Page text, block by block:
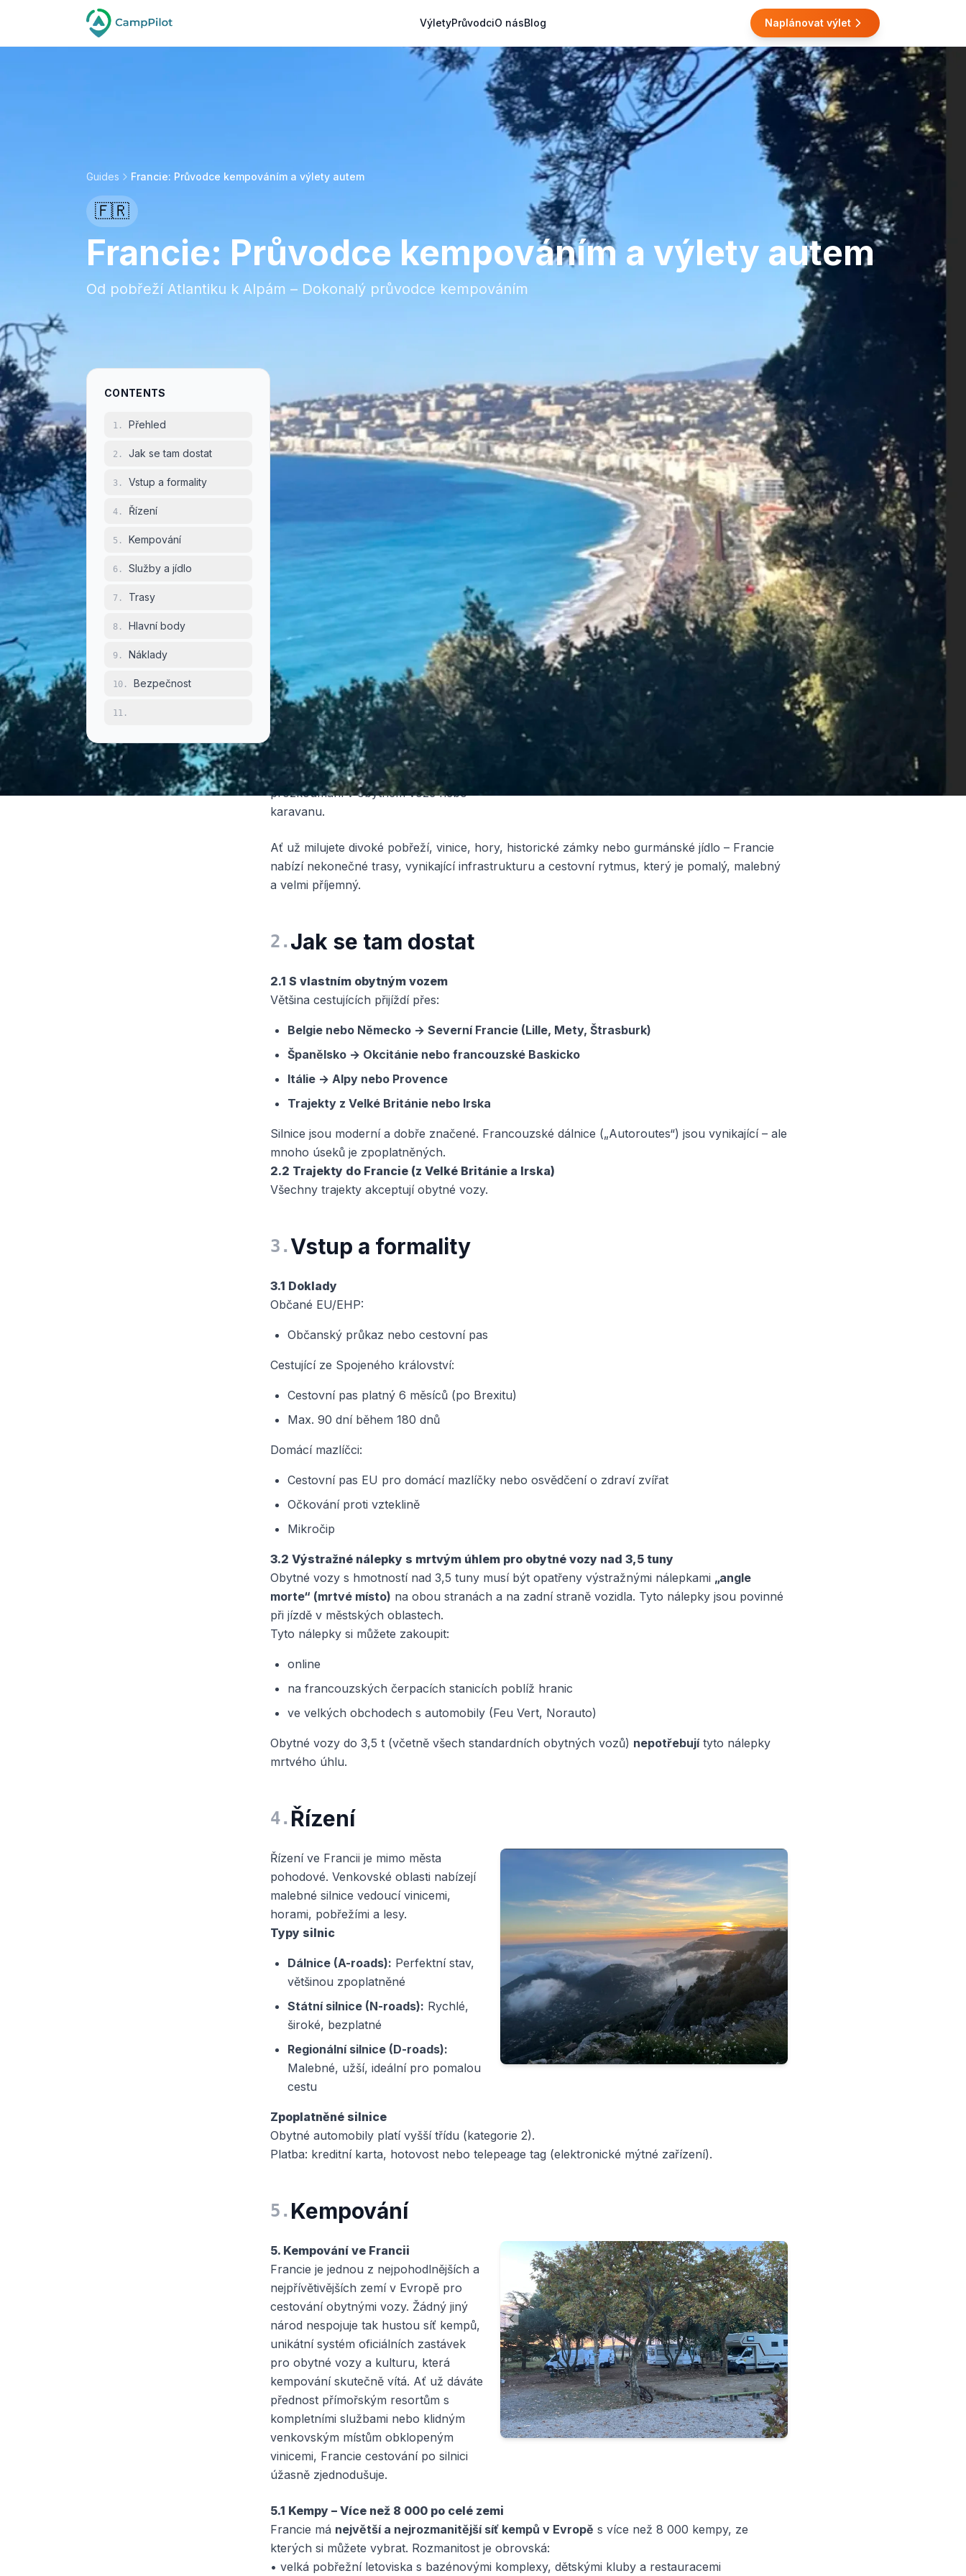
VýletyPrůvodciO násBlog Naplánovat výlet
Guides Francie: Průvodce kempováním a výlety autem
🇫🇷
Francie: Průvodce kempováním a výlety autem
Od pobřeží Atlantiku k Alpám – Dokonalý průvodce kempováním
CONTENTS
1 . Přehled
2 . Jak se tam dostat
3 . Vstup a formality
4 . Řízení
5 . Kempování
6 . Služby a jídlo
7 . Trasy
8 . Hlavní body
9 . Náklady
10 . Bezpečnost
11 .
Francie je jednou z **nejoblíbenějších
kempovacích destinací na světě** – a
to z dobrého důvodu. Žádná jiná země
tak hustou a dobře organizovanou sítí
pobřeží Bretaně po levandulová pole
Provence, od zasněžených alpských
průsmyků po atlantická surfařská
města a středověké vesnice, Francie je
rájem pro cestovatele.
S **více než 8 000 oficiálními
kempy** hostí Francie největší
kempovací kulturu v Evropě.
Připočtěte k tomupřes 4 000 Aires
de Camping-Car (vyhrazených
parkovacích míst pro obytné vozy) a
získáte jednu z nejlepších a
nejjednodušších zemí na světě k
prozkoumání v obytném voze nebo
karavanu.
Ať už milujete divoké pobřeží, vinice, hory, historické zámky nebo gurmánské jídlo – Francie
nabízí nekonečné trasy, vynikající infrastrukturu a cestovní rytmus, který je pomalý, malebný
a velmi příjemný.
2 . Jak se tam dostat
2.1 S vlastním obytným vozem
Většina cestujících přijíždí přes:
Belgie nebo Německo → Severní Francie (Lille, Mety, Štrasburk)
Španělsko → Okcitánie nebo francouzské Baskicko
Itálie → Alpy nebo Provence
Trajekty z Velké Británie nebo Irska
Silnice jsou moderní a dobře značené. Francouzské dálnice („Autoroutes“) jsou vynikající – ale
mnoho úseků je zpoplatněných.
2.2 Trajekty do Francie (z Velké Británie a Irska)
Všechny trajekty akceptují obytné vozy.
3 .Vstup a formality
3.1 Doklady
Občané EU/EHP:
Občanský průkaz nebo cestovní pas
Cestující ze Spojeného království:
Cestovní pas platný 6 měsíců (po Brexitu)
Max. 90 dní během 180 dnů
Domácí mazlíčci:
Cestovní pas EU pro domácí mazlíčky nebo osvědčení o zdraví zvířat
Očkování proti vzteklině
Mikročip
3.2 Výstražné nálepky s mrtvým úhlem pro obytné vozy nad 3,5 tuny
Obytné vozy s hmotností nad 3,5 tuny musí být opatřeny výstražnými nálepkami „angle
morte“ (mrtvé místo) na obou stranách a na zadní straně vozidla. Tyto nálepky jsou povinné
při jízdě v městských oblastech.
Tyto nálepky si můžete zakoupit:
online
na francouzských čerpacích stanicích poblíž hranic
ve velkých obchodech s automobily (Feu Vert, Norauto)
Obytné vozy do 3,5 t (včetně všech standardních obytných vozů) nepotřebujítyto nálepky
mrtvého úhlu.
4. Řízení
Řízení ve Francii je mimo města
pohodové. Venkovské oblasti nabízejí
malebné silnice vedoucí vinicemi,
horami, pobřežími a lesy.
Typy silnic
Dálnice (A-roads): Perfektní stav,
většinou zpoplatněné
Státní silnice (N-roads): Rychlé,
široké, bezplatné
Regionální silnice (D-roads):
Malebné, užší, ideální pro pomalou
cestu
Zpoplatněné silnice
Obytné automobily platí vyšší třídu (kategorie 2).
Platba: kreditní karta, hotovost nebo telepeage tag (elektronické mýtné zařízení).
5 . Kempování
5. Kempování ve Francii
Francie je jednou z nejpohodlnějších a
nejpřívětivějších zemí v Evropě pro
cestování obytnými vozy. Žádný jiný
národ nespojuje tak hustou síť kempů,
unikátní systém oficiálních zastávek
pro obytné vozy a kulturu, která
kempování skutečně vítá. Ať už dáváte
přednost přímořským resortům s
kompletními službami nebo klidným
venkovským místům obklopeným
vinicemi, Francie cestování po silnici
úžasně zjednodušuje.
5.1 Kempy – Více než 8 000 po celé zemi
Francie má největší a nejrozmanitější síť kempů v Evropě s více než 8 000 kempy, ze
kterých si můžete vybrat. Rozmanitost je obrovská:
• velká pobřežní letoviska s bazénovými komplexy, dětskými kluby a restauracemi